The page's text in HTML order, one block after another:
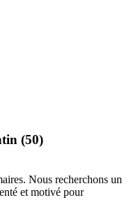
(50)
Nous recherchons un
et motivé pour